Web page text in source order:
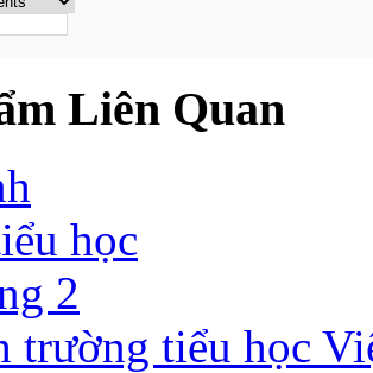
Liên Quan
trường tiểu học